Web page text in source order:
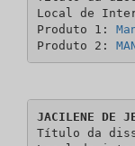
Local de
Produto 1:
Produto 2:
JACILENE DE
Título da